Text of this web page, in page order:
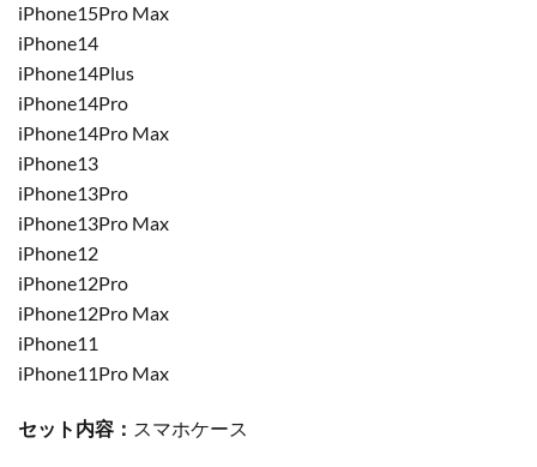
iPhone15Pro Max
iPhone14
iPhone14Plus
iPhone14Pro
iPhone14Pro Max
iPhone13
iPhone13Pro
iPhone13Pro Max
iPhone12
iPhone12Pro
iPhone12Pro Max
iPhone11
iPhone11Pro Max
セット内容： スマホケース